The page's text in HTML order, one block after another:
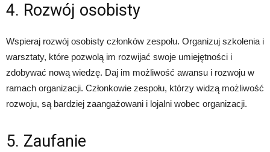
4. Rozwój osobisty
Wspieraj rozwój osobisty członków zespołu. Organizuj szkolenia i
warsztaty, które pozwolą im rozwijać swoje umiejętności i
zdobywać nową wiedzę. Daj im możliwość awansu i rozwoju w
ramach organizacji. Członkowie zespołu, którzy widzą możliwość
rozwoju, są bardziej zaangażowani i lojalni wobec organizacji.
5. Zaufanie